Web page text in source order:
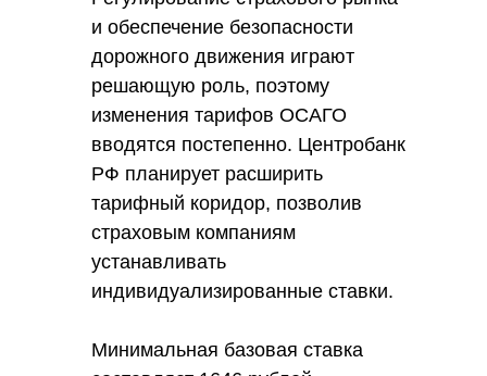
и обеспечение безопасности
дорожного движения играют
решающую роль, поэтому
изменения тарифов ОСАГО
вводятся постепенно. Центробанк
РФ планирует расширить
тарифный коридор, позволив
страховым компаниям
устанавливать
индивидуализированные ставки.
Минимальная базовая ставка